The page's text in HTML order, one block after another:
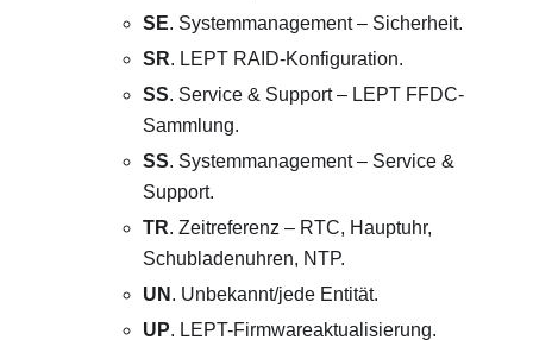
SE. Systemmanagement – Sicherheit.
SR. LEPT RAID-Konfiguration.
SS. Service & Support – LEPT FFDC-
Sammlung.
SS. Systemmanagement – Service &
Support.
TR. Zeitreferenz – RTC, Hauptuhr,
Schubladenuhren, NTP.
UN . Unbekannt/jede Entität.
UP. LEPT-Firmwareaktualisierung.